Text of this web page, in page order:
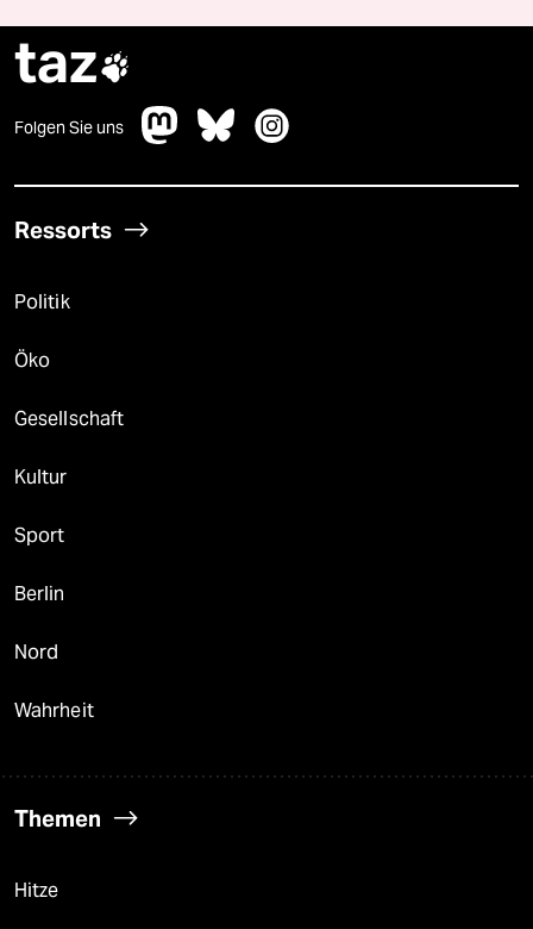
taz
Folgen Sie uns
Ressorts
Politik
Öko
Gesellschaft
Kultur
Sport
Berlin
Nord
Wahrheit
Themen
Hitze